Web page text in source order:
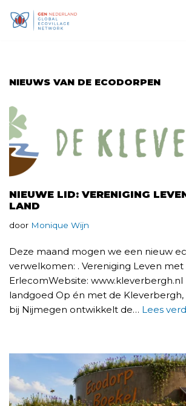
NIEUWS VAN DE ECODORPEN
NIEUWE LID: VERENIGING
LAND
door Monique Wijn
Deze maand mogen we een nieuw
verwelkomen: . Vereniging Leven met
ErlecomWebsite: www.kleverbergh.nl
landgoed Op én met de
bij Nijmegen ontwikkelt de… Lees